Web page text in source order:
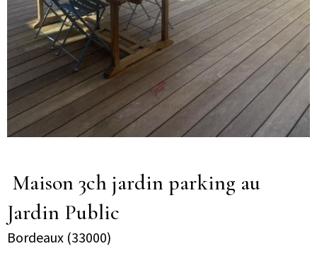
Maison 3ch jardin parking au
Jardin Public
Bordeaux (33000)